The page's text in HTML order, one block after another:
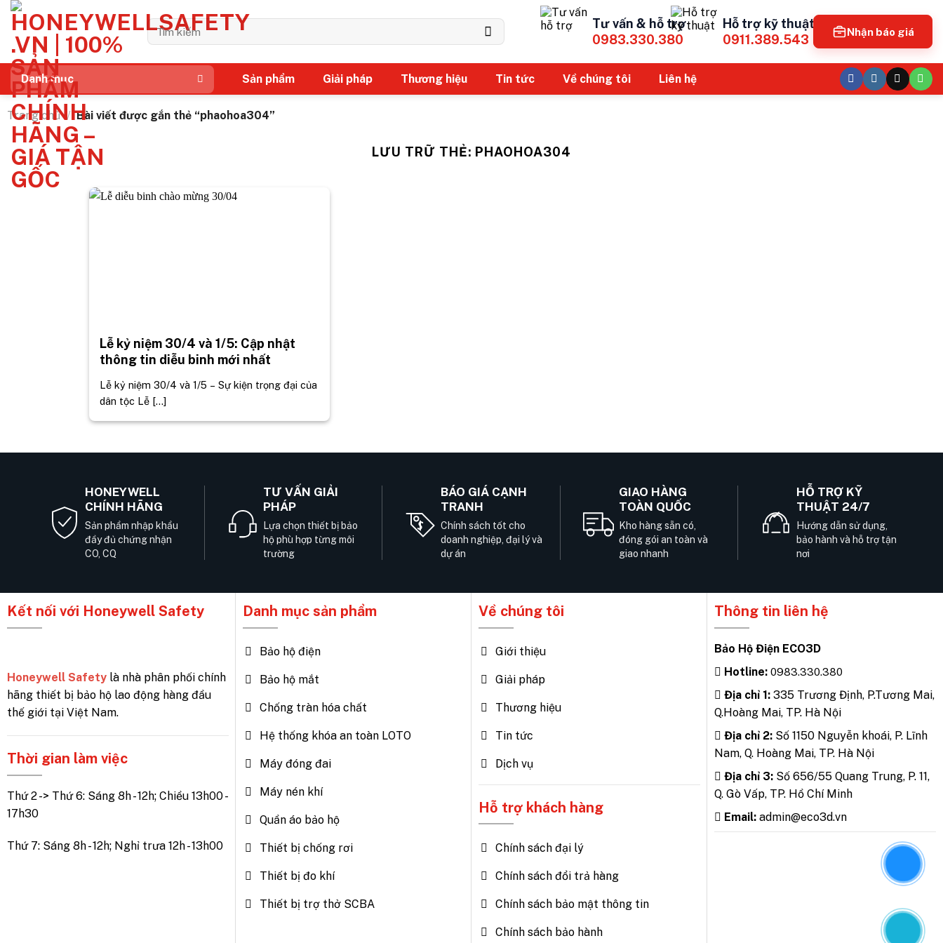
Bỏ
qua
dung
Tìm
kiếm:
Tư vấn & hỗ trợ
0983.330.380
Hỗ trợ kỹ thuật
0911.389.543
Nhận báo giá
Danh mục Sản phẩm Giải pháp Thương hiệu Tin tức Về chúng tôi Liên hệ
Trang chủ / Bài viết được gắn thẻ “phaohoa304”
LƯU TRỮ THẺ: PHAOHOA304
Lễ kỷ niệm 30/4 và 1/5: Cập nhật
thông tin diễu binh mới nhất
Lễ kỷ niệm 30/4 và 1/5 – Sự kiện trọng đại của
dân tộc Lễ [...]
HONEYWELL
CHÍNH HÃNG
Sản phẩm nhập khẩu
đầy đủ chứng nhận
CO, CQ
TƯ VẤN GIẢI
PHÁP
Lựa chọn thiết bị bảo
hộ phù hợp từng môi
trường
BÁO GIÁ CẠNH
TRANH
Chính sách tốt cho
doanh nghiệp, đại lý và
dự án
GIAO HÀNG
TOÀN QUỐC
Kho hàng sẵn có,
đóng gói an toàn và
giao nhanh
HỖ TRỢ KỸ
THUẬT 24/7
Hướng dẫn sử dụng,
bảo hành và hỗ trợ tận
nơi
Kết nối với Honeywell Safety
Honeywell Safety là nhà phân phối chính
hãng thiết bị bảo hộ lao động hàng đầu
thế giới tại Việt Nam.
Thời gian làm việc
Thứ 2 -> Thứ 6: Sáng 8h - 12h; Chiều 13h00 -
17h30
Thứ 7: Sáng 8h - 12h; Nghỉ trưa 12h - 13h00
Danh mục sản phẩm
Bảo hộ điện
Bảo hộ mắt
Chống tràn hóa chất
Hệ thống khóa an toàn LOTO
Máy đóng đai
Máy nén khí
Quần áo bảo hộ
Thiết bị chống rơi
Thiết bị đo khí
Thiết bị trợ thở SCBA
Về chúng tôi
Giới thiệu
Giải pháp
Thương hiệu
Tin tức
Dịch vụ
Hỗ trợ khách hàng
Chính sách đại lý
Chính sách đổi trả hàng
Chính sách bảo mật thông tin
Chính sách bảo hành
Thông tin liên hệ
Bảo Hộ Điện ECO3D
Hotline: 0983.330.380
Địa chỉ 1: 335 Trương Định, P.Tương Mai,
Q.Hoàng Mai, TP. Hà Nội
Địa chỉ 2: Số 1150 Nguyễn khoái, P. Lĩnh
Nam, Q. Hoàng Mai, TP. Hà Nội
Địa chỉ 3: Số 656/55 Quang Trung, P. 11,
Q. Gò Vấp, TP. Hồ Chí Minh
Email: admin@eco3d.vn